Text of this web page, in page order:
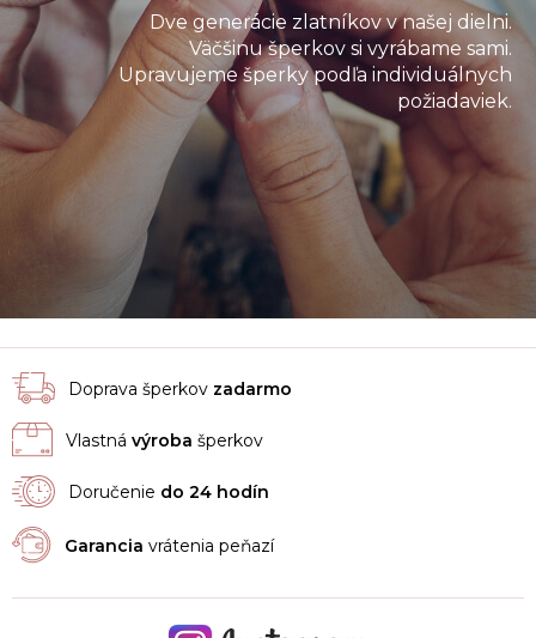
Dve generácie zlatníkov v našej dielni.
Väčšinu šperkov si vyrábame sami.
Upravujeme šperky podľa individuálnych
požiadaviek.
Doprava šperkov zadarmo
Vlastná výroba šperkov
Doručenie do 24 hodín
Garancia vrátenia peňazí